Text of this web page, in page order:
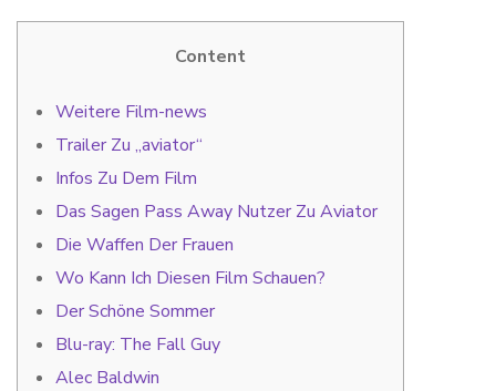
Content
Weitere Film-news
Trailer Zu „aviator“
Infos Zu Dem Film
Das Sagen Pass Away Nutzer Zu Aviator
Die Waffen Der Frauen
Wo Kann Ich Diesen Film Schauen?
Der Schöne Sommer
Blu-ray: The Fall Guy
Alec Baldwin